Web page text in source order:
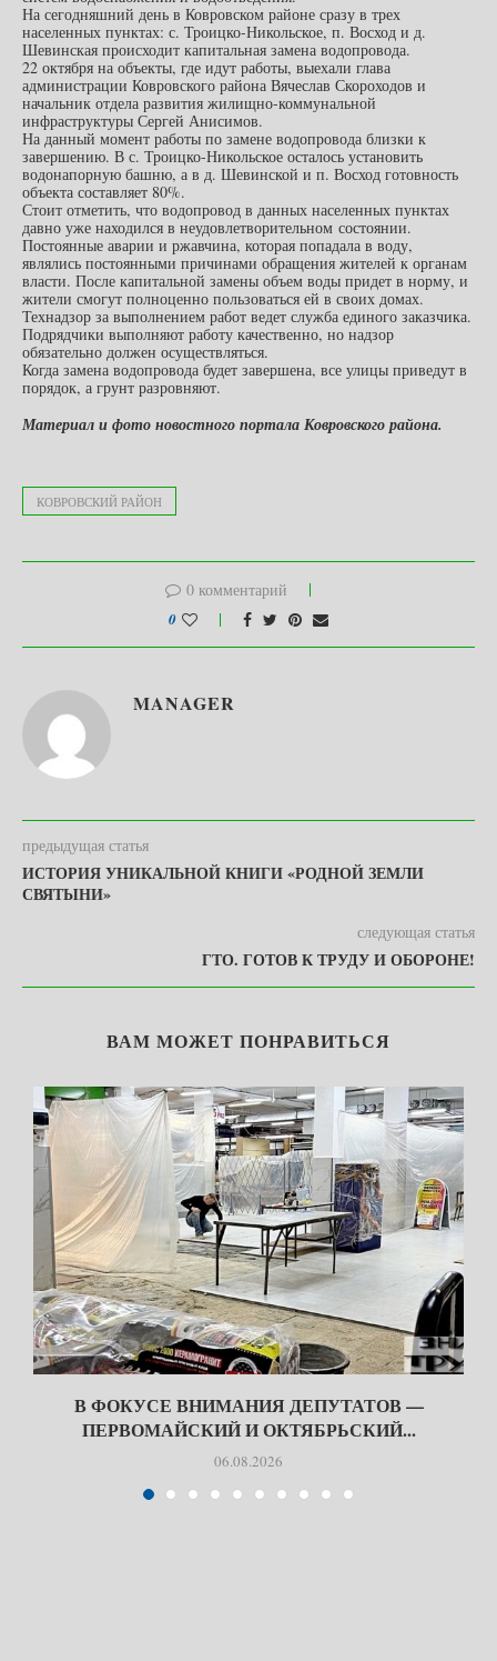
На сегодняшний день в Ковровском районе сразу в трех
населенных пунктах: с. Троицко-Никольское, п. Восход и д.
Шевинская происходит капитальная замена водопровода.
22 октября на объекты, где идут работы, выехали глава
администрации Ковровского района Вячеслав Скороходов и
начальник отдела развития жилищно-коммунальной
инфраструктуры Сергей Анисимов.
На данный момент работы по замене водопровода близки к
завершению. В с. Троицко-Никольское осталось установить
водонапорную башню, а в д. Шевинской и п. Восход готовность
объекта составляет 80%.
Стоит отметить, что водопровод в данных населенных пунктах
давно уже находился в неудовлетворительном состоянии.
Постоянные аварии и ржавчина, которая попадала в воду,
являлись постоянными причинами обращения жителей к органам
власти. После капитальной замены объем воды придет в норму, и
жители смогут полноценно пользоваться ей в своих домах.
Технадзор за выполнением работ ведет служба единого заказчика.
Подрядчики выполняют работу качественно, но надзор
обязательно должен осуществляться.
Когда замена водопровода будет завершена, все улицы приведут в
порядок, а грунт разровняют.
Материал и фото новостного портала Ковровского района.
КОВРОВСКИЙ РАЙОН
0 комментарий
0
MANAGER
предыдущая статья
ИСТОРИЯ УНИКАЛЬНОЙ КНИГИ «РОДНОЙ ЗЕМЛИ
СВЯТЫНИ»
следующая статья
ГТО. ГОТОВ К ТРУДУ И ОБОРОНЕ!
ВАМ МОЖЕТ ПОНРАВИТЬСЯ
В ФОКУСЕ ВНИМАНИЯ ДЕПУТАТОВ —
ПЕРВОМАЙСКИЙ И ОКТЯБРЬСКИЙ...
06.08.2026